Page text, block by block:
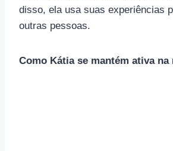
disso, ela usa suas experiências
outras pessoas.
Como Kátia se mantém ativa na